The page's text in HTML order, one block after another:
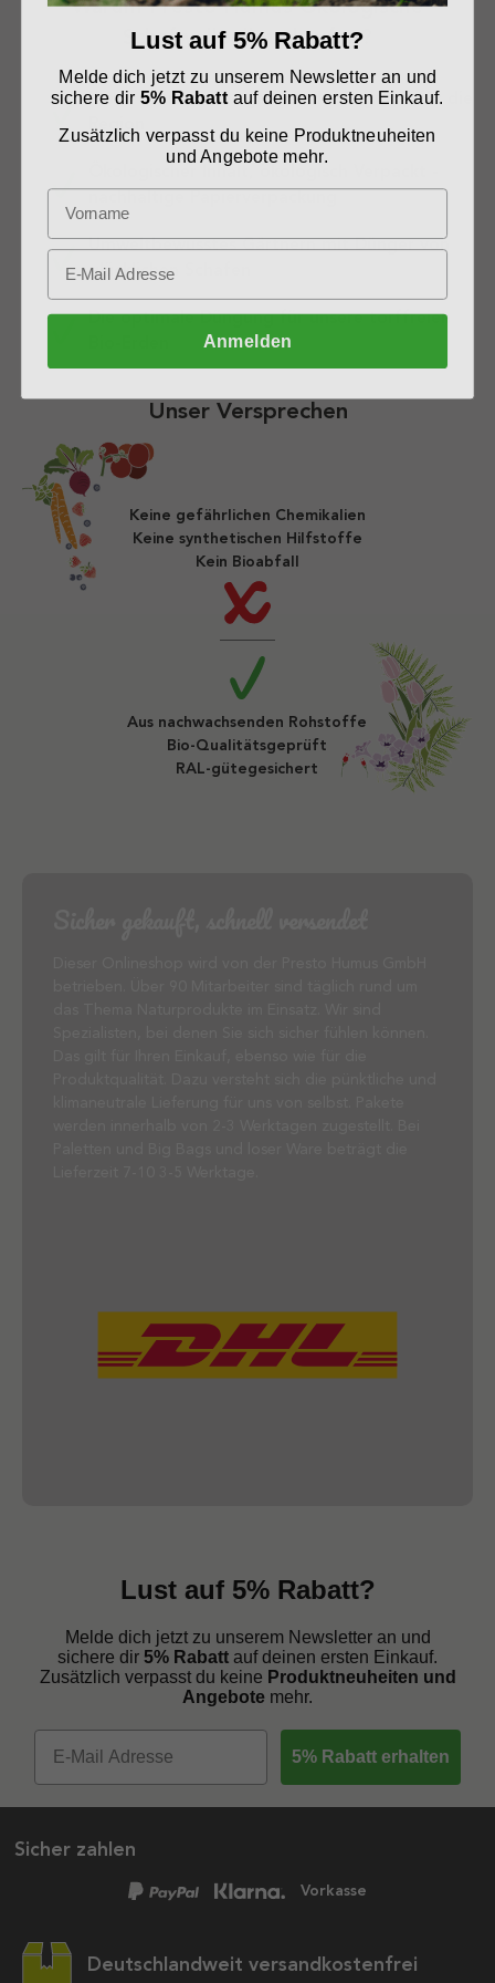
Warum Presto Humus Ökologische
Schafwollpellets kaufen?
Kurze Transportwege, aus der Region - für die
Region
Ökologischer Inhalt, ökologisch Verpackt -
Umweltbewusstes Gärtnern mit Dünger von
glücklichen Schafen
Die optimale Düngung für unsere torffreien
Unser Versprechen
Keine gefährlichen Chemikalien
Keine synthetischen Hilfstoffe
Kein Bioabfall
Aus nachwachsenden Rohstoffe
Bio-Qualitätsgeprüft
RAL-gütegesichert
Lust auf 5% Rabatt?
Melde dich jetzt zu unserem Newsletter an und
sichere dir 5% Rabatt auf deinen ersten Einkauf.
Zusätzlich verpasst du keine Produktneuheiten und
Angebote mehr.
5% Rabatt erhalten
Sicher zahlen
Vorkasse
Deutschlandweit versandkostenfrei
Lust auf 5% Rabatt?
Melde dich jetzt zu unserem Newsletter an und
sichere dir 5% Rabattauf deinen ersten Einkauf.
Zusätzlich verpasst du keine Produktneuheiten
und Angebote mehr.
Anmelden